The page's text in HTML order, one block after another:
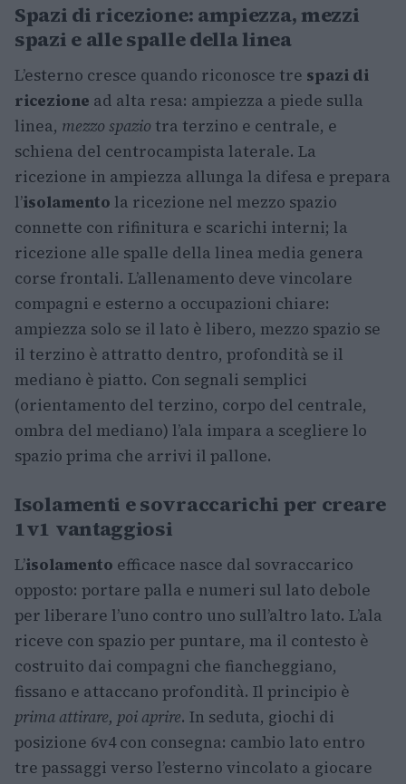
Spazi di ricezione: ampiezza, mezzi
spazi e alle spalle della linea
L’esterno cresce quando riconosce tre spazi di
ricezione ad alta resa: ampiezza a piede sulla
linea, mezzo spazio tra terzino e centrale, e
schiena del centrocampista laterale. La
ricezione in ampiezza allunga la difesa e prepara
l’isolamento la ricezione nel mezzo spazio
connette con rifinitura e scarichi interni; la
ricezione alle spalle della linea media genera
corse frontali. L’allenamento deve vincolare
compagni e esterno a occupazioni chiare:
ampiezza solo se il lato è libero, mezzo spazio se
il terzino è attratto dentro, profondità se il
mediano è piatto. Con segnali semplici
(orientamento del terzino, corpo del centrale,
ombra del mediano) l’ala impara a scegliere lo
spazio prima che arrivi il pallone.
Isolamenti e sovraccarichi per creare
1v1 vantaggiosi
L’isolamento efficace nasce dal sovraccarico
opposto: portare palla e numeri sul lato debole
per liberare l’uno contro uno sull’altro lato. L’ala
riceve con spazio per puntare, ma il contesto è
costruito dai compagni che fiancheggiano,
fissano e attaccano profondità. Il principio è
prima attirare, poi aprire. In seduta, giochi di
posizione 6v4 con consegna: cambio lato entro
tre passaggi verso l’esterno vincolato a giocare